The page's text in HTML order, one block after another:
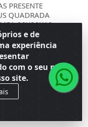
PRESENTE
QUADRADA
20X20X10
R...
160263
Venda PC\1
CM\30
seu login ou
se para
preços e
e de
experiência
com o seu perfil
site.